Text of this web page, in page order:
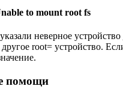
to mount root fs
неверное
root= устройство.
помощи